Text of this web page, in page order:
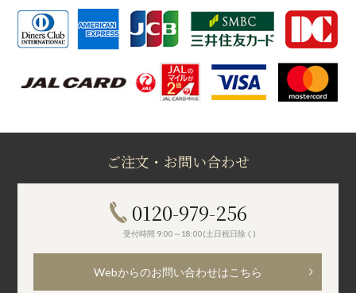
ご注文・お問い合わせ
0120-979-256
受付時間 9:00～18:00(土日祝日除く)
Webからのお問い合わせはこちら